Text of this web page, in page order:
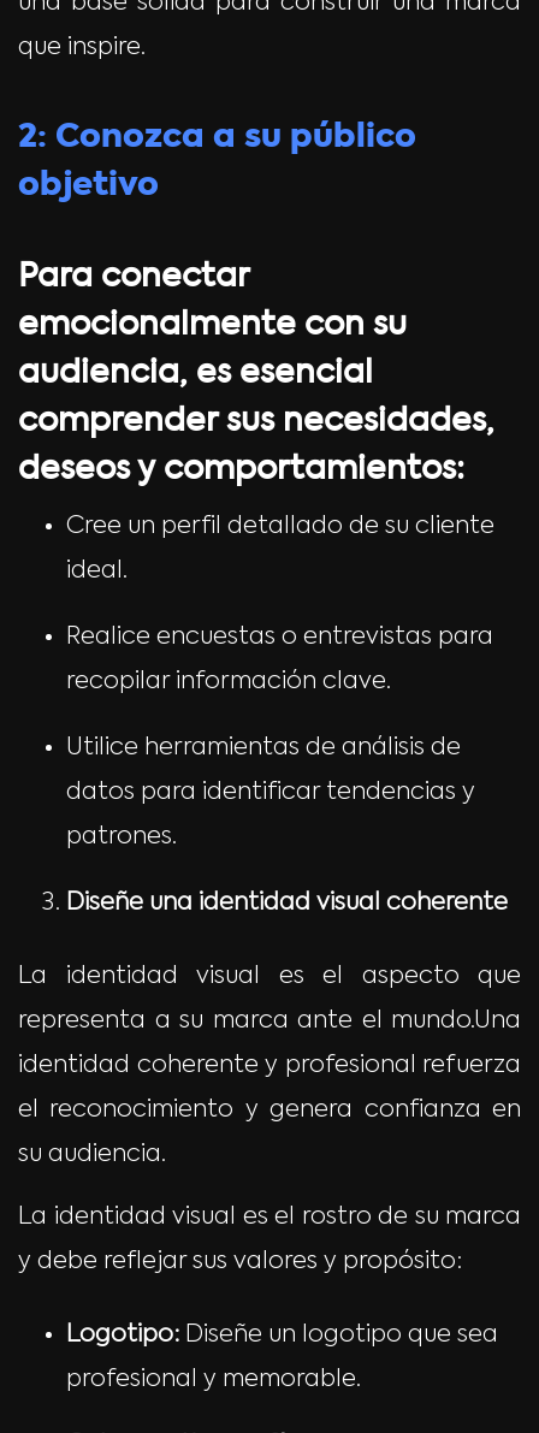
que inspire.
2: Conozca a su público
objetivo
Para conectar
emocionalmente con su
audiencia, es esencial
comprender sus necesidades,
deseos y comportamientos:
Cree un perfil detallado de su cliente
ideal.
Realice encuestas o entrevistas para
recopilar información clave.
Utilice herramientas de análisis de
datos para identificar tendencias y
patrones.
Diseñe una identidad visual coherente
La identidad visual es el aspecto que
representa a su marca ante el mundo.Una
identidad coherente y profesional refuerza
el reconocimiento y genera confianza en
su audiencia.
La identidad visual es el rostro de su marca
y debe reflejar sus valores y propósito:
Logotipo: Diseñe un logotipo que sea
profesional y memorable.